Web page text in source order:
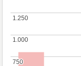
750
750
1.000
1.000
1.250
1.250